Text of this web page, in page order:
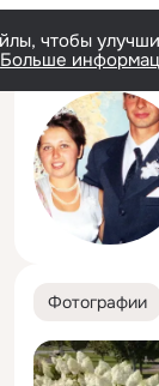
чтобы
Больше
Фотографии